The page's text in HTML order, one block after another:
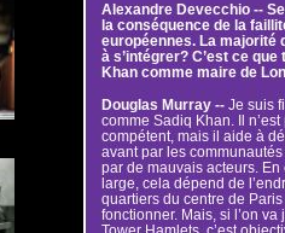
Alexandre Devecchio --
la conséquence de la
européennes. La majorité
à s’intégrer? C’est ce
Khan comme maire de
Douglas Murray --Je suis
comme Sadiq Khan. Il
compétent, mais il aide à
avant par les
par de mauvais acteurs.
large, cela dépend de
quartiers du centre de
fonctionner. Mais, si l’on